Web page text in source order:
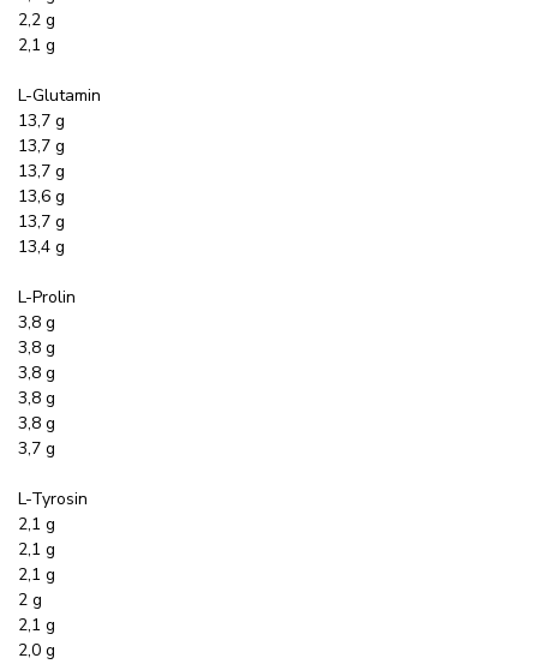
2,2 g
2,1 g
L-Glutamin
13,7 g
13,7 g
13,7 g
13,6 g
13,7 g
13,4 g
L-Prolin
3,8 g
3,8 g
3,8 g
3,8 g
3,8 g
3,7 g
L-Tyrosin
2,1 g
2,1 g
2,1 g
2 g
2,1 g
2,0 g